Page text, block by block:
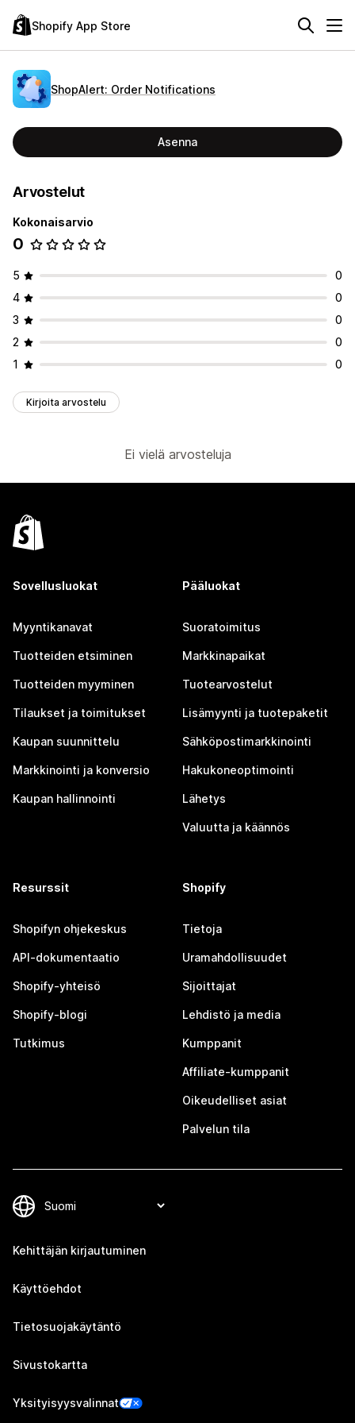
Shopify App Store
ShopAlert: Order Notifications
Asenna
Arvostelut
Kokonaisarvio
0
5
0
4
0
3
0
2
0
1
0
Kirjoita arvostelu
Ei vielä arvosteluja
Sovellusluokat
Myyntikanavat
Tuotteiden etsiminen
Tuotteiden myyminen
Tilaukset ja toimitukset
Kaupan suunnittelu
Markkinointi ja konversio
Kaupan hallinnointi
Pääluokat
Suoratoimitus
Markkinapaikat
Tuotearvostelut
Lisämyynti ja tuotepaketit
Sähköpostimarkkinointi
Hakukoneoptimointi
Lähetys
Valuutta ja käännös
Resurssit
Shopifyn ohjekeskus
API-dokumentaatio
Shopify-yhteisö
Shopify-blogi
Tutkimus
Shopify
Tietoja
Uramahdollisuudet
Sijoittajat
Lehdistö ja media
Kumppanit
Affiliate-kumppanit
Oikeudelliset asiat
Palvelun tila
Kehittäjän kirjautuminen
Käyttöehdot
Tietosuojakäytäntö
Sivustokartta
Yksityisyysvalinnat